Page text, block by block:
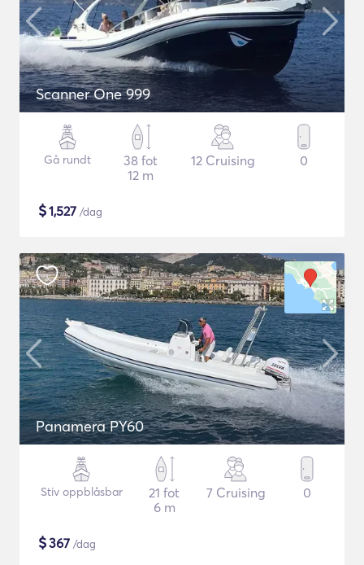
Scanner One 999
Gå rundt
38 fot
12 m
12 Cruising 0
$1,527 /dag
Panamera PY60
Stiv oppblåsbar
21 fot
6 m
7 Cruising 0
$367 /dag